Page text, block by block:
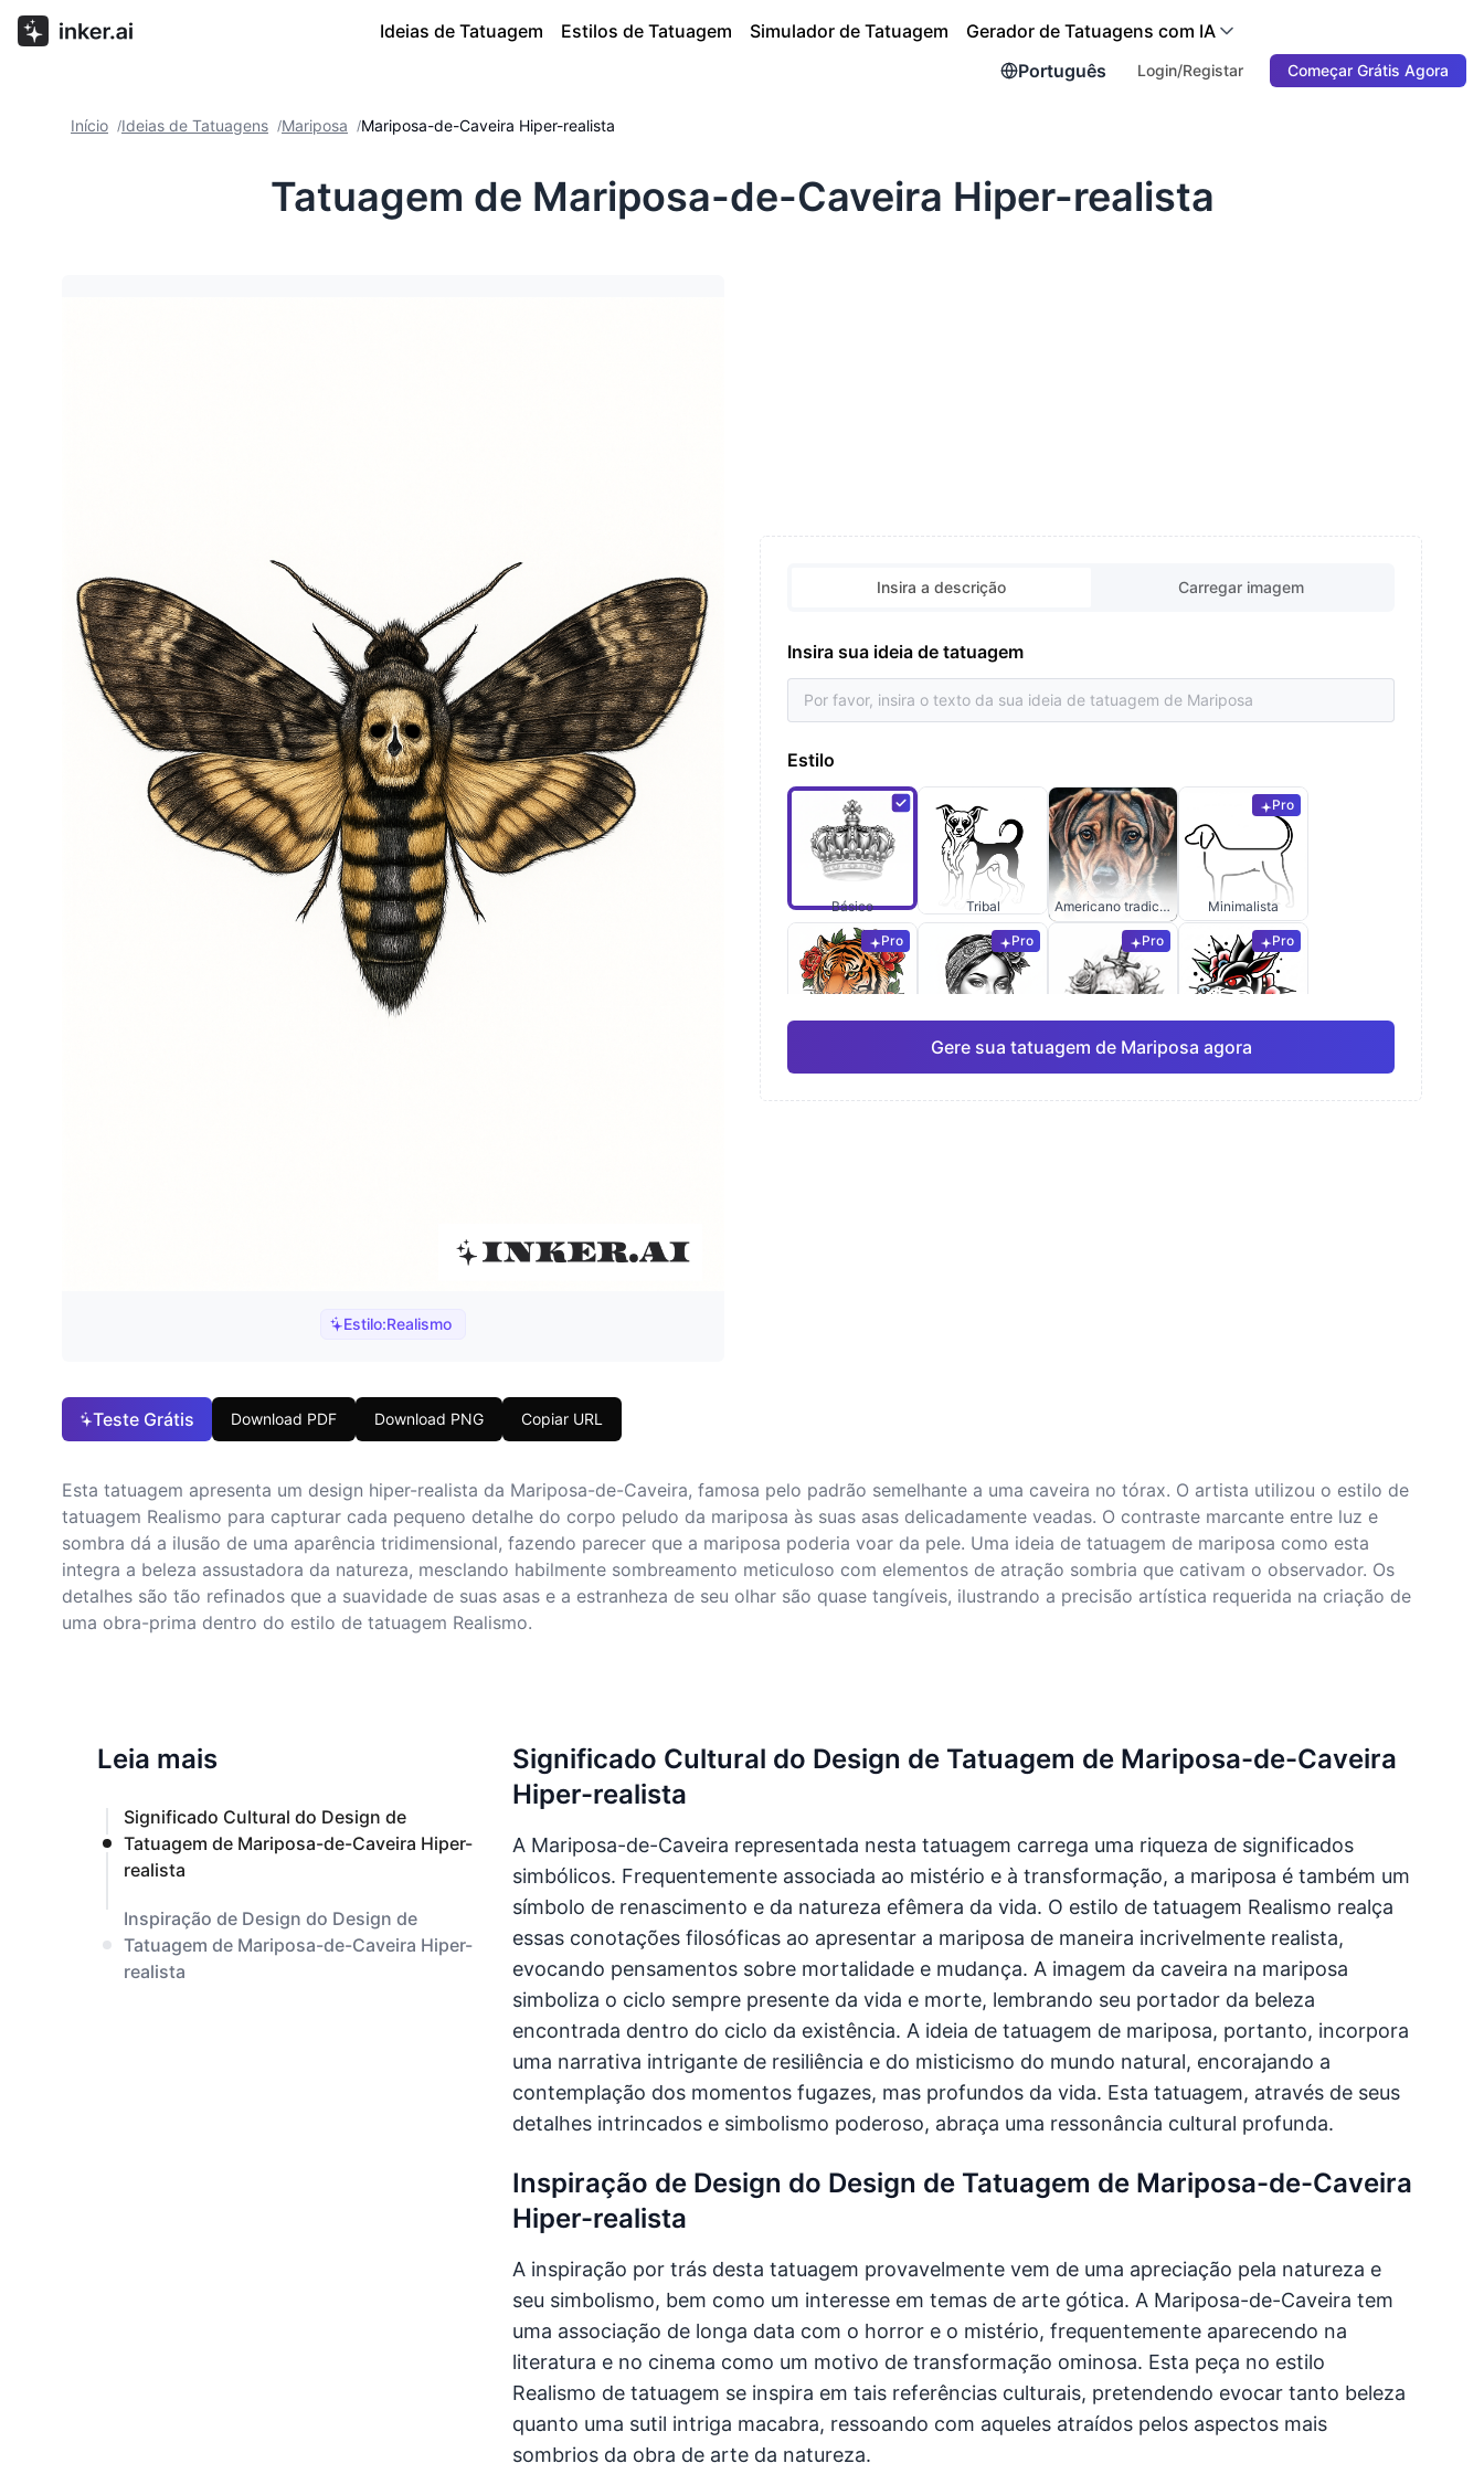
Português Login/Registar Começar Grátis Agora
Ideias de Tatuagem Estilos de Tatuagem Simulador de Tatuagem Gerador de Tatuagens com IA
Início /Ideias de Tatuagens /Mariposa /Mariposa-de-Caveira Hiper-realista
Tatuagem de Mariposa-de-Caveira Hiper-realista
Estilo:Realismo
Insira a descrição Carregar imagem
Insira sua ideia de tatuagem
Estilo
Básico Tribal Americano tradicional
Pro
Minimalista
Pro
Japonês
Pro
Aquarela
Pro
Linha fina
Pro
Anime
Gere sua tatuagem de Mariposa agora
Teste Grátis Download PDF Download PNG Copiar URL
Esta tatuagem apresenta um design hiper-realista da Mariposa-de-Caveira, famosa pelo padrão semelhante a uma caveira no tórax. O artista utilizou o estilo de
tatuagem Realismo para capturar cada pequeno detalhe do corpo peludo da mariposa às suas asas delicadamente veadas. O contraste marcante entre luz e
sombra dá a ilusão de uma aparência tridimensional, fazendo parecer que a mariposa poderia voar da pele. Uma ideia de tatuagem de mariposa como esta
integra a beleza assustadora da natureza, mesclando habilmente sombreamento meticuloso com elementos de atração sombria que cativam o observador. Os
detalhes são tão refinados que a suavidade de suas asas e a estranheza de seu olhar são quase tangíveis, ilustrando a precisão artística requerida na criação de
uma obra-prima dentro do estilo de tatuagem Realismo.
Leia mais
Significado Cultural do Design de
Tatuagem de Mariposa-de-Caveira Hiper-
realista
Inspiração de Design do Design de
Tatuagem de Mariposa-de-Caveira Hiper-
realista
Significado Cultural do Design de Tatuagem de Mariposa-de-Caveira
Hiper-realista
A Mariposa-de-Caveira representada nesta tatuagem carrega uma riqueza de significados
simbólicos. Frequentemente associada ao mistério e à transformação, a mariposa é também um
símbolo de renascimento e da natureza efêmera da vida. O estilo de tatuagem Realismo realça
essas conotações filosóficas ao apresentar a mariposa de maneira incrivelmente realista,
evocando pensamentos sobre mortalidade e mudança. A imagem da caveira na mariposa
simboliza o ciclo sempre presente da vida e morte, lembrando seu portador da beleza
encontrada dentro do ciclo da existência. A ideia de tatuagem de mariposa, portanto, incorpora
uma narrativa intrigante de resiliência e do misticismo do mundo natural, encorajando a
contemplação dos momentos fugazes, mas profundos da vida. Esta tatuagem, através de seus
detalhes intrincados e simbolismo poderoso, abraça uma ressonância cultural profunda.
Inspiração de Design do Design de Tatuagem de Mariposa-de-Caveira
Hiper-realista
A inspiração por trás desta tatuagem provavelmente vem de uma apreciação pela natureza e
seu simbolismo, bem como um interesse em temas de arte gótica. A Mariposa-de-Caveira tem
uma associação de longa data com o horror e o mistério, frequentemente aparecendo na
literatura e no cinema como um motivo de transformação ominosa. Esta peça no estilo
Realismo de tatuagem se inspira em tais referências culturais, pretendendo evocar tanto beleza
quanto uma sutil intriga macabra, ressoando com aqueles atraídos pelos aspectos mais
sombrios da obra de arte da natureza.